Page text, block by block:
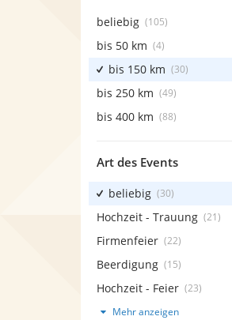
beliebig (105)
bis 50 km (4)
bis 150 km (30)
bis 250 km (49)
bis 400 km (88)
Art des Events
beliebig (30)
Hochzeit - Trauung (21)
Firmenfeier (22)
Beerdigung (15)
Hochzeit - Feier (23)
Mehr anzeigen